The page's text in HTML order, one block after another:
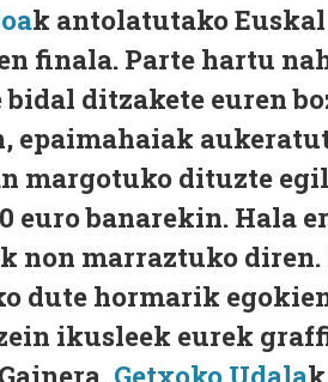
k antolatutako
finala. Parte hartu
bidal ditzakete euren
epaimahaiak
margotuko dituzte
euro banarekin. Hala
non marraztuko
dute hormarik
ikusleek eurek